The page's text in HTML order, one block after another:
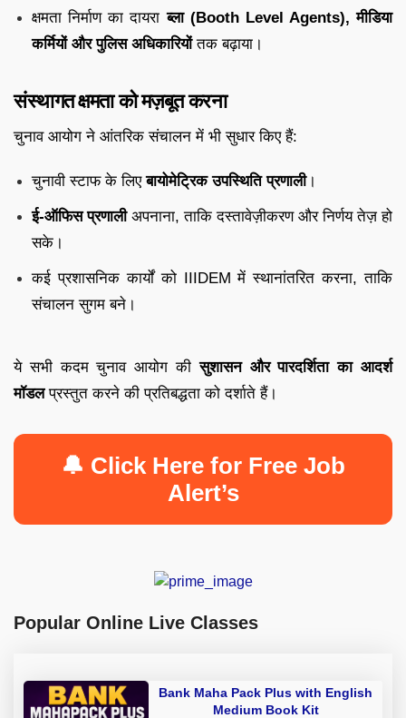
क्षमता निर्माण का दायराब्ला (Booth Level Agents), मीडिया
कर्मियों और पुलिस अधिकारियोंतक बढ़ाया।
संस्थागत क्षमता को मज़बूत करना
चुनाव आयोग ने आंतरिक संचालन में भी सुधार किए हैं:
चुनावी स्टाफ के लिएबायोमेट्रिक उपस्थिति प्रणाली।
ई-ऑफिस प्रणालीअपनाना, ताकि दस्तावेज़ीकरण और निर्णय तेज़ हो
सके।
कई प्रशासनिक कार्यों को IIIDEM में स्थानांतरित करना, ताकि
संचालन सुगम बने।
ये सभी कदम चुनाव आयोग कीसुशासन और पारदर्शिता का आदर्श
मॉडलप्रस्तुत करने की प्रतिबद्धता को दर्शाते हैं।
🔔 Click Here for Free Job
Alert’s
Popular Online Live Classes
Bank Maha Pack Plus with English
Medium Book Kit